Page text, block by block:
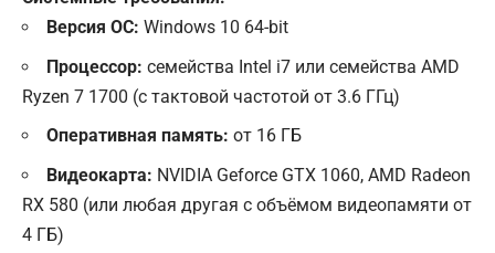
Версия ОС: Windows 10 64-bit
Процессор: семейства Intel i7 или семейства AMD
Ryzen 7 1700 (с тактовой частотой от 3.6 ГГц)
Оперативная память: от 16 ГБ
Видеокарта: NVIDIA Geforce GTX 1060, AMD Radeon
RX 580 (или любая другая с объёмом видеопамяти от
4 ГБ)